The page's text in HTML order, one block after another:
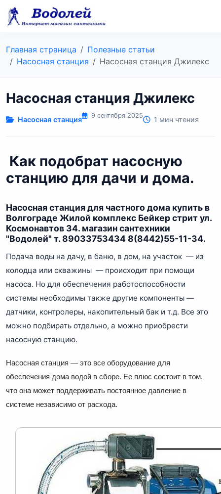
Главная страница
Полезные статьи
Насосная станция
Насосная станция Джилекс
Насосная станция Джилекс
Насосная станция 9 сентября 2025 1 мин чтения
Как подобрат насосную
станцию для дачи и дома.
Насосная станция для частного дома купить в
Волгограде Жилой комплекс Бейкер стрит ул.
Космонавтов 34. магазин сантехники
"Водолей" т. 89033753434 8(8442)55-11-34.
Подача воды на дачу, в баню, в дом, на участок — из
колодца или скважины — происходит при помощи
насоса. Но для обеспечения работоспособности
системы необходимы также другие компоненты —
датчики, контролеры, накопительный бак и т.д. Все это
можно подбирать отдельно, а можно приобрести
насосную станцию.
Насосная станция — это все оборудование для
обеспечения дома водой в сборе. Ее плюс состоит в том,
что она может поддерживать постоянное давление в
системе независимо от расхода.